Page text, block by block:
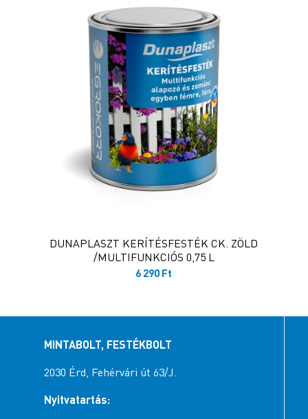
DUNAPLASZT KERÍTÉSFESTÉK CK. ZÖLD
/MULTIFUNKCIÓS 0,75 L
6 290 Ft
MINTABOLT, FESTÉKBOLT
2030 Érd, Fehérvári út 63/J.
Nyitvatartás: